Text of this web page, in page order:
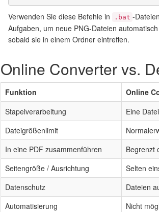
Verwenden Sie diese Befehle in .bat -
Aufgaben, um neue PNG-Dateien
sobald sie in einem Ordner eintreffen.
Online Converter vs.
Funktion Online
Stapelverarbeitung
Eine
Dateigrößenlimit
In eine PDF zusammenführen
Begrenzt
Seitengröße / Ausrichtung
Selten
Datenschutz
Dateien
Automatisierung
Nicht